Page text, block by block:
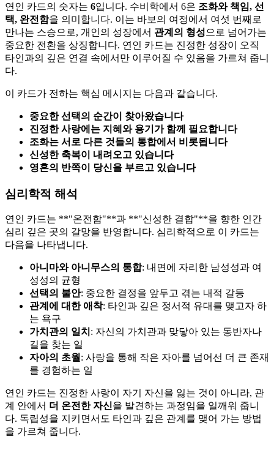
연인 카드의 숫자는 6입니다. 수비학에서 6은 조화와 책임, 선
택, 완전함을 의미합니다. 이는 바보의 여정에서 여섯 번째로
만나는 스승으로, 개인의 성장에서 관계의 형성으로 넘어가는
중요한 전환을 상징합니다. 연인 카드는 진정한 성장이 오직
타인과의 깊은 연결 속에서만 이루어질 수 있음을 가르쳐 줍니
다.
이 카드가 전하는 핵심 메시지는 다음과 같습니다.
중요한 선택의 순간이 찾아왔습니다
진정한 사랑에는 지혜와 용기가 함께 필요합니다
조화는 서로 다른 것들의 통합에서 비롯됩니다
신성한 축복이 내려오고 있습니다
영혼의 반쪽이 당신을 부르고 있습니다
심리학적 해석
연인 카드는 **"온전함"**과 **"신성한 결합"**을 향한 인간
심리 깊은 곳의 갈망을 반영합니다. 심리학적으로 이 카드는
다음을 나타냅니다.
아니마와 아니무스의 통합: 내면에 자리한 남성성과 여
성성의 균형
선택의 불안: 중요한 결정을 앞두고 겪는 내적 갈등
관계에 대한 애착: 타인과 깊은 정서적 유대를 맺고자 하
는 욕구
가치관의 일치 : 자신의 가치관과 맞닿아 있는 동반자나
길을 찾는 일
자아의 초월 : 사랑을 통해 작은 자아를 넘어선 더 큰 존재
를 경험하는 일
연인 카드는 진정한 사랑이 자기 자신을 잃는 것이 아니라, 관
계 안에서 더 온전한 자신을 발견하는 과정임을 일깨워 줍니
다. 독립성을 지키면서도 타인과 깊은 관계를 맺어 가는 방법
을 가르쳐 줍니다.